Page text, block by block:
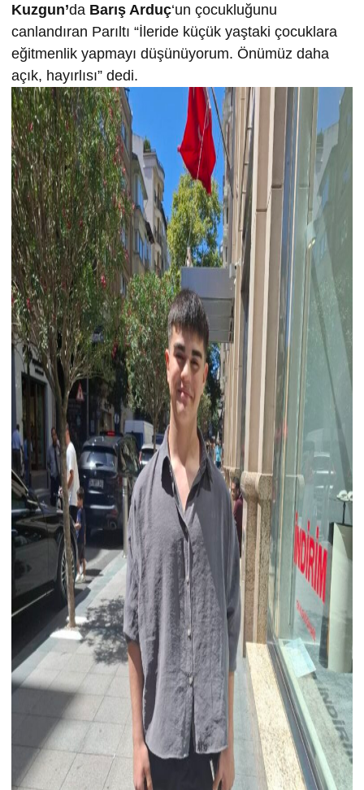
Kuzgun’da Barış Arduç‘un çocukluğunu
canlandıran Parıltı “İleride küçük yaştaki çocuklara
eğitmenlik yapmayı düşünüyorum. Önümüz daha
açık, hayırlısı” dedi.